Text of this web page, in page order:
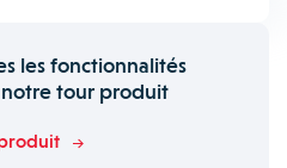
les fonctionnalités
notre tour produit